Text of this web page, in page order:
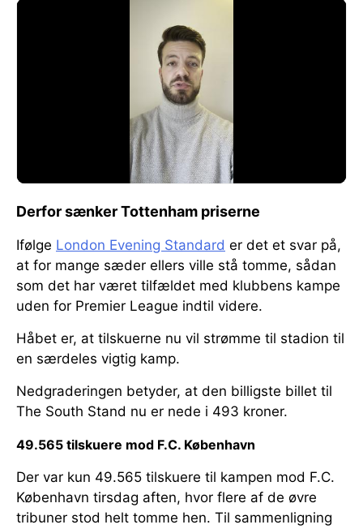
Derfor sænker Tottenham priserne
Ifølge London Evening Standard er det et svar på,
at for mange sæder ellers ville stå tomme, sådan
som det har været tilfældet med klubbens kampe
uden for Premier League indtil videre.
Håbet er, at tilskuerne nu vil strømme til stadion til
en særdeles vigtig kamp.
Nedgraderingen betyder, at den billigste billet til
The South Stand nu er nede i 493 kroner.
49.565 tilskuere mod F.C. København
Der var kun 49.565 tilskuere til kampen mod F.C.
København tirsdag aften, hvor flere af de øvre
tribuner stod helt tomme hen. Til sammenligning